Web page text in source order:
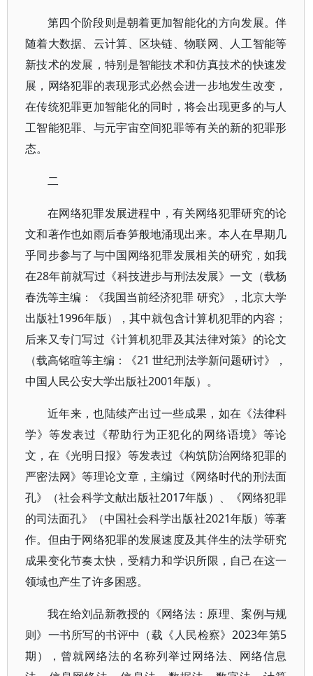
第四个阶段则是朝着更加智能化的方向发展。伴
随着大数据、云计算、区块链、物联网、人工智能等
新技术的发展，特别是智能技术和仿真技术的快速发
展，网络犯罪的表现形式必然会进一步地发生改变，
在传统犯罪更加智能化的同时，将会出现更多的与人
工智能犯罪、与元宇宙空间犯罪等有关的新的犯罪形
态。
二
在网络犯罪发展进程中，有关网络犯罪研究的论
文和著作也如雨后春笋般地涌现出来。本人在早期几
乎同步参与了与中国网络犯罪发展相关的研究，如我
在28年前就写过《科技进步与刑法发展》一文（载杨
春洗等主编：《我国当前经济犯罪 研究》，北京大学
出版社1996年版），其中就包含计算机犯罪的内容；
后来又专门写过《计算机犯罪及其法律对策》的论文
（载高铭暄等主编：《21 世纪刑法学新问题研讨》，
中国人民公安大学出版社2001年版）。
近年来，也陆续产出过一些成果，如在《法律科
学》等发表过《帮助行为正犯化的网络语境》等论
文，在《光明日报》等发表过《构筑防治网络犯罪的
严密法网》等理论文章，主编过《网络时代的刑法面
孔》（社会科学文献出版社2017年版）、《网络犯罪
的司法面孔》（中国社会科学出版社2021年版）等著
作。但由于网络犯罪的发展速度及其伴生的法学研究
成果变化节奏太快，受精力和学识所限，自己在这一
领域也产生了许多困惑。
我在给刘品新教授的《网络法：原理、案例与规
则》一书所写的书评中（载《人民检察》2023年第5
期），曾就网络法的名称列举过网络法、网络信息